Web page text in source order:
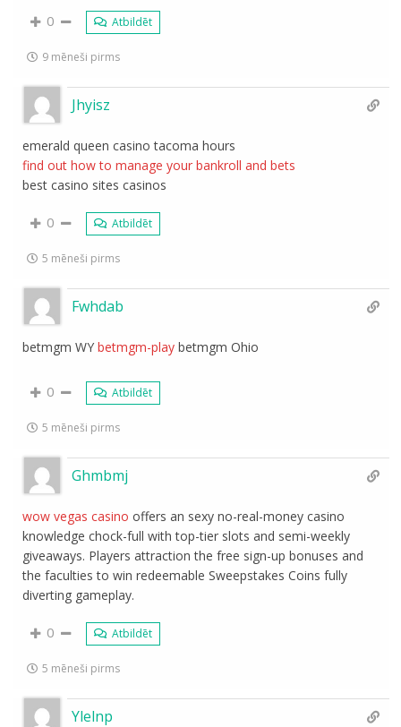
0 Atbildēt
9 mēneši pirms
Jhyisz
emerald queen casino tacoma hours
find out how to manage your bankroll and bets
best casino sites casinos
0 Atbildēt
5 mēneši pirms
Fwhdab
betmgm WYbetmgm-play betmgm Ohio
0 Atbildēt
5 mēneši pirms
Ghmbmj
wow vegas casino offers an sexy no-real-money casino
knowledge chock-full with top-tier slots and semi-weekly
giveaways. Players attraction the free sign-up bonuses and
the faculties to win redeemable Sweepstakes Coins fully
diverting gameplay.
0 Atbildēt
5 mēneši pirms
Ylelnp